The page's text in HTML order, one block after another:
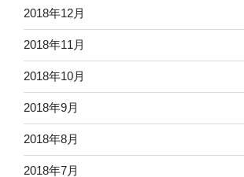
2018年12月
2018年11月
2018年10月
2018年9月
2018年8月
2018年7月